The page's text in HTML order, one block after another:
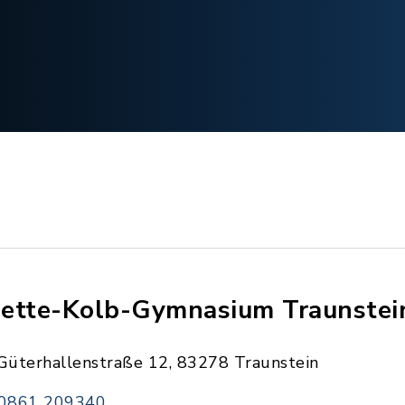
Kolb-Gymnasium
12, 83278 Traunstein